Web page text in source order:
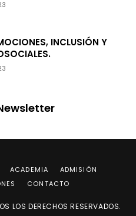
INCLUSIÓN Y
ACADEMIA
ADMISIÓN
CONTACTO
LOS DERECHOS RESERVADOS.